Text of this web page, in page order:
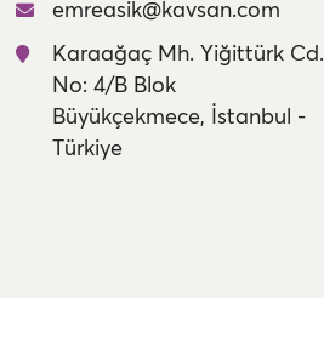
emreasik@kavsan.com
Karaağaç Mh. Yiğittürk Cd.
No: 4/B Blok
Büyükçekmece, İstanbul -
Türkiye